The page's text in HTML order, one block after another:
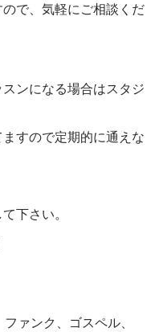
で、気軽にご相談くだ
ンになる場合はスタジ
すので定期的に通えな
下さい。
ァンク、ゴスペル、